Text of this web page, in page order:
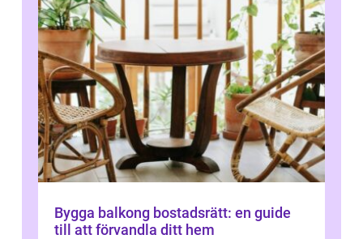
Bygga balkong bostadsrätt: en guide
till att förvandla ditt hem